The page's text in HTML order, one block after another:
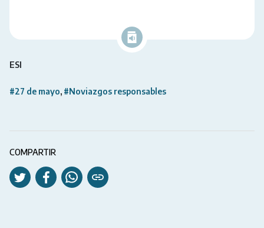
ESI
#27 de mayo #Noviazgos responsables
COMPARTIR